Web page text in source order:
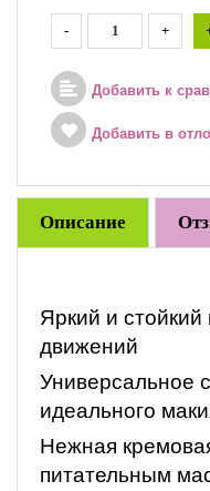
- +
Добавить к
Добавить в
Описание
Яркий и
движений
Универсальное
идеального
Нежная
питательным